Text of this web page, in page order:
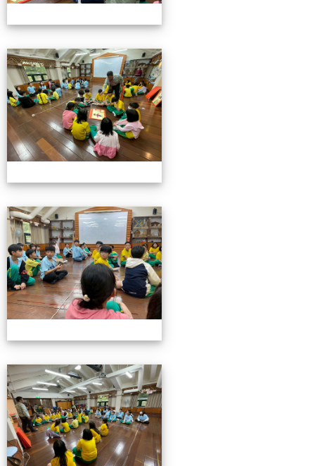
115池南校外教學
115池南校外教學
115池南校外教學